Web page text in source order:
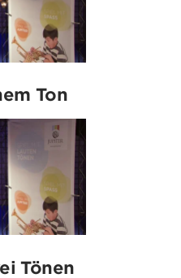
Ton
Tönen